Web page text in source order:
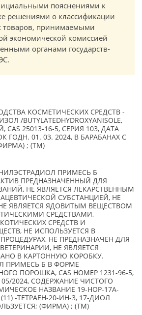
пояснениями к
решениями о классификации
товаров, принимаемыми
экономической комиссией
органами государств-
КОСМЕТИЧЕСКИХ СРЕДСТВ -
/BUTYLATEDHYDROXYANISOLE,
25013-16-5, СЕРИЯ 103, ДАТА
ГОДН. 01. 03. 2024, В БАРАБАНАХ С
; (TM)
ПРИМЕСЬ Б
ПРЕДНАЗНАЧЕННЫЙ ДЛЯ
НЕ ЯВЛЯЕТСЯ ЛЕКАРСТВЕННЫМ
СУБСТАНЦИЕЙ, НЕ
ЯВЛЯЕТСЯ ЯДОВИТЫМ ВЕЩЕСТВОМ
СРЕДСТВАМИ,
СРЕДСТВ И
НЕ ИСПОЛЬЗУЕТСЯ В
НЕ ПРЕДНАЗНАЧЕН ДЛЯ
НЕ ЯВЛЯЕТСЯ
В КАРТОННУЮ КОРОБКУ.
ПРИМЕСЬ Б В ФОРМЕ
ПОРОШКА, CAS НОМЕР 1231-96-5,
2024, СОДЕРЖАНИЕ ЧИСТОГО
НАЗВАНИЕ 19-НОР-17A-
(11) -ТЕТРАЕН-20-ИН-3, 17-ДИОЛ
(ФИРМА) ; (TM)